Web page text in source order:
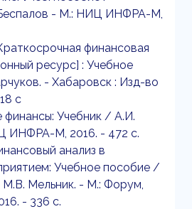
- М.: НИЦ ИНФРА-М,
финансовая
ресурс] : Учебное
- Хабаровск : Изд-во
с
финансы: Учебник / А.И.
ИНФРА-М, 2016. - 472 с.
анализ в
Учебное пособие /
М.В. Мельник. - М.: Форум,
- 336 с.